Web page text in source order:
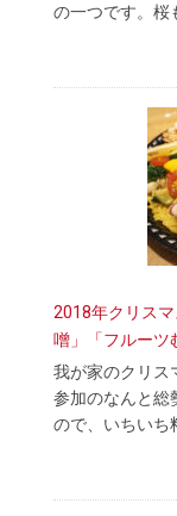
の一つです。桜
2018年クリス
噌」「フルーツ
我が家のクリス
参加のなんと総
ので、いちいち